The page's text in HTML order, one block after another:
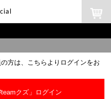
方は、こちらよりログインをお
クズ」ログイン